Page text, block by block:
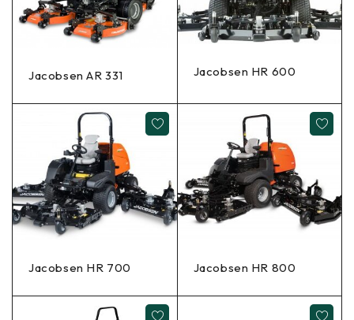
Jacobsen AR 331 Jacobsen HR 600
Jacobsen HR 700 Jacobsen HR 800